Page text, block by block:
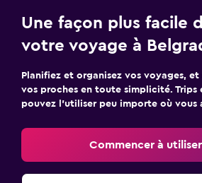
Une façon plus facile
votre voyage à
Planifiez et organisez vos voyages,
vos proches en toute simplicité.
pouvez l’utiliser peu importe où vous
Commencer à utiliser